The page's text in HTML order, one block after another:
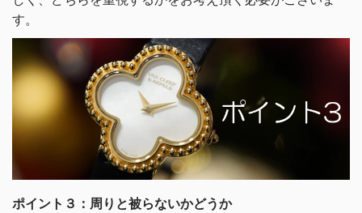
す。
ポイント３：周りと被らないかどうか